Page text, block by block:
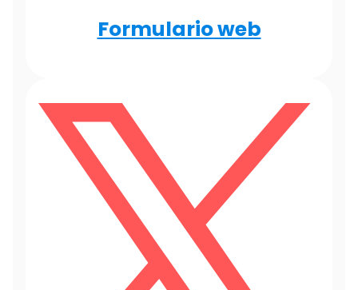
Formulario web